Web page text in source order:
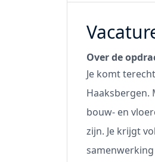
Over de
Je komt
Haaksbergen.
bouw- en
zijn. Je krijgt